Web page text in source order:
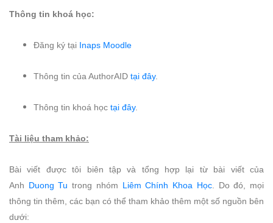
Thông tin khoá học:
Đăng ký tại Inaps Moodle
Thông tin của AuthorAID tại đây.
Thông tin khoá học tại đây.
Tài liệu tham khảo:
Bài viết được tôi biên tập và tổng hợp lại từ bài viết của
Anh Duong Tu trong nhóm Liêm Chính Khoa Học. Do đó, mọi
thông tin thêm, các bạn có thể tham khảo thêm một số nguồn bên
dưới: